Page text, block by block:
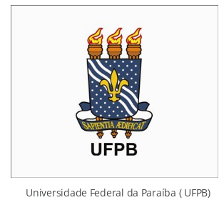
Universidade Federal da Paraíba ( UFPB)